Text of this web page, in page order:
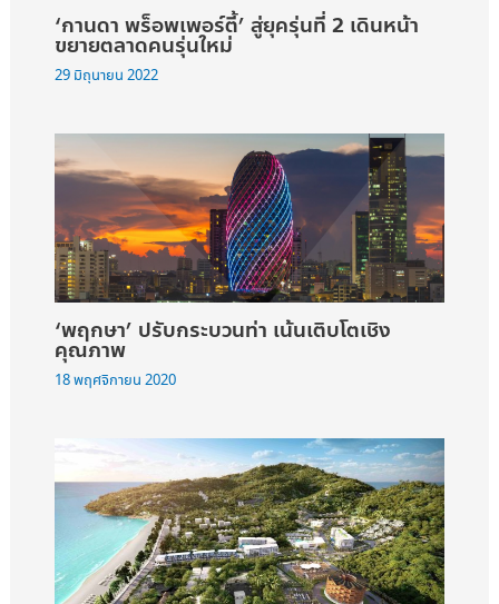
‘กานดา พร็อพเพอร์ตี้’ สู่ยุครุ่นที่ 2 เดินหน้า
ขยายตลาดคนรุ่นใหม่
29 มิถุนายน 2022
‘พฤกษา’ ปรับกระบวนท่า เน้นเติบโตเชิง
คุณภาพ
18 พฤศจิกายน 2020